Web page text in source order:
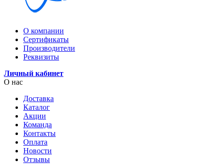
О компании
Сертификаты
Производители
Реквизиты
Личный кабинет
О нас
Доставка
Каталог
Акции
Команда
Контакты
Оплата
Новости
Отзывы